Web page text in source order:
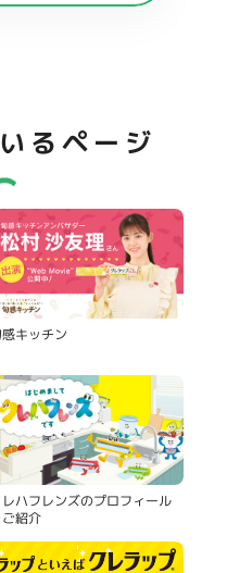
るページ
キッチン
レハフレンズのプロフィール
ご紹介